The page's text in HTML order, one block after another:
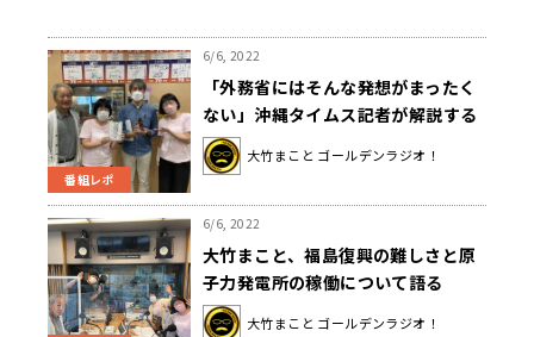
番組レポ
6/6, 2022
「外務省にはそんな発想がまったく
ない」沖縄タイムス記者が解説する
数々の問題が終わらないワケ
大竹まこと ゴールデンラジオ！
6/6, 2022
大竹まこと、福島復興の難しさと原
子力発電所の稼働について語る
大竹まこと ゴールデンラジオ！